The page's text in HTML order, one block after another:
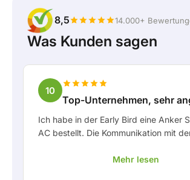
8,5 14.000+
Was Kunden sagen
10
Top-Unternehmen, sehr
Ich habe in der Early Bird eine Anker
AC bestellt. Die Kommunikation mit
Kunde sehr angenehm. Rico hat mich
Mehr lesen